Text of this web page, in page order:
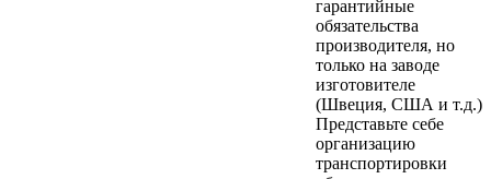
гарантийные
обязательства
производителя, но
только на заводе
изготовителе
(Швеция, США и т.д.)
Представьте себе
организацию
транспортировки